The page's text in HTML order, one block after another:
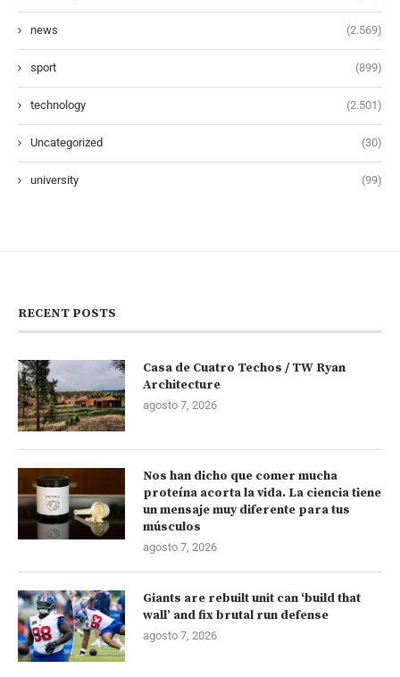
news (2.569)
sport (899)
technology (2.501)
Uncategorized (30)
university (99)
RECENT POSTS
Casa de Cuatro Techos / TW Ryan
Architecture
agosto 7, 2026
Nos han dicho que comer mucha
proteína acorta la vida. La ciencia tiene
un mensaje muy diferente para tus
músculos
agosto 7, 2026
Giants are rebuilt unit can ‘build that
wall’ and fix brutal run defense
agosto 7, 2026